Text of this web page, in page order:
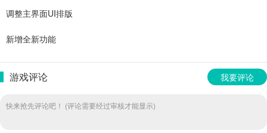
调整主界面UI排版
新增全新功能
游戏评论 我要评论
快来抢先评论吧！ (评论需要经过审核才能显示)